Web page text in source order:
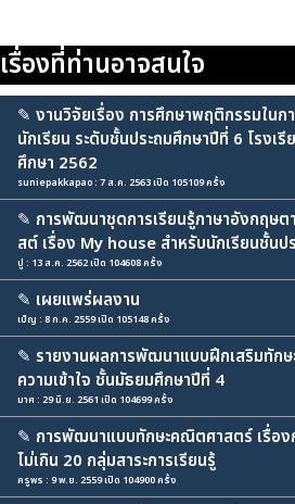
เรื่องที่ท่านอาจสนใจ
✎ งานวิจัยเรื่อง การศึกษาพฤติกรรมในก
นักเรียน ระดับชั้นประถมศึกษาปีที่ 6 โรงเ
ศึกษา 2562
suniepakkapao : 7 ส.ค. 2563 เปิด 105109 ครั้ง
✎ การพัฒนาชุดการเรียนรู้ภาษาอังกฤษ
สต์ เรื่อง My house สำหรับนักเรียนชั้นป
ปู : 13 ส.ค. 2562 เปิด 104608 ครั้ง
✎ เผยแพร่ผลงาน
เบ็ญ : 8 ก.ค. 2559 เปิด 105148 ครั้ง
✎ รายงานผลการพัฒนาแบบฝึกเสริมทักษ
ความเข้าใจ ชั้นมัธยมศึกษาปีที่ 4
มาศ : 29 มิ.ย. 2561 เปิด 104699 ครั้ง
✎ การพัฒนาแบบทักษะคณิตศาสตร์ เรื่อ
ไม่เกิน 20 กลุ่มสาระการเรียนรู้
ครูพร : 9 พ.ย. 2559 เปิด 104900 ครั้ง